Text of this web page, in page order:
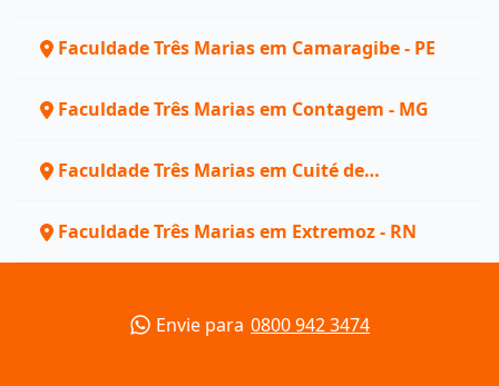
Faculdade Três Marias em Camaragibe - PE
Faculdade Três Marias em Contagem - MG
Faculdade Três Marias em Cuité de
Faculdade Três Marias em Extremoz - RN
Envie para 0800 942 3474